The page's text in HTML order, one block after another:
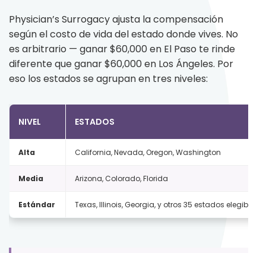
Physician’s Surrogacy ajusta la compensación
según el costo de vida del estado donde vives. No
es arbitrario — ganar $60,000 en El Paso te rinde
diferente que ganar $60,000 en Los Ángeles. Por
eso los estados se agrupan en tres niveles:
NIVEL ESTADOS
Alta California, Nevada, Oregon, Washington
Media Arizona, Colorado, Florida
Estándar Texas, Illinois, Georgia, y otros 35 estados elegibles